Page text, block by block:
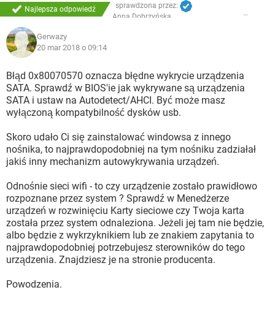
Najlepsza odpowiedź
sprawdzona przez:
Anna Dobrzyńska
Gerwazy
20 mar 2018 o 09:14
Błąd 0x80070570 oznacza błędne wykrycie urządzenia
SATA. Sprawdź w BIOS'ie jak wykrywane są urządzenia
SATA i ustaw na Autodetect/AHCI. Być może masz
wyłączoną kompatybilność dysków usb.
Skoro udało Ci się zainstalować windowsa z innego
nośnika, to najprawdopodobniej na tym nośniku zadziałał
jakiś inny mechanizm autowykrywania urządzeń.
Odnośnie sieci wifi - to czy urządzenie zostało prawidłowo
rozpoznane przez system ? Sprawdź w Menedżerze
urządzeń w rozwinięciu Karty sieciowe czy Twoja karta
została przez system odnaleziona. Jeżeli jej tam nie będzie,
albo będzie z wykrzyknikiem lub ze znakiem zapytania to
najprawdopodobniej potrzebujesz sterowników do tego
urządzenia. Znajdziesz je na stronie producenta.
Powodzenia.